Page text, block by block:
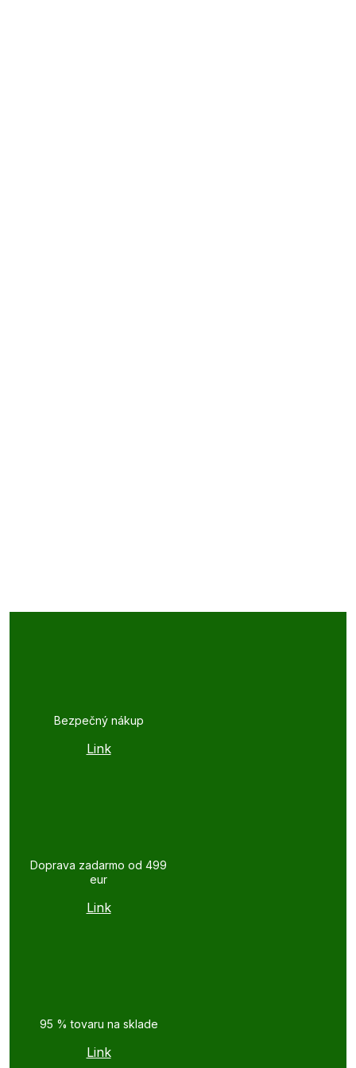
Bezpečný nákup
Link
Doprava zadarmo od 499
eur
Link
95 % tovaru na sklade
Link